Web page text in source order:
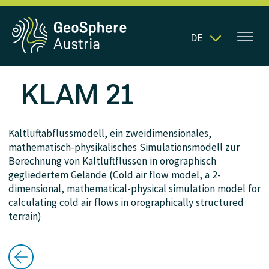
DE
KLAM 21
Kaltluftabflussmodell, ein zweidimensionales,
mathematisch-physikalisches Simulationsmodell zur
Berechnung von Kaltluftflüssen in orographisch
gegliedertem Gelände (Cold air flow model, a 2-
dimensional, mathematical-physical simulation model for
calculating cold air flows in orographically structured
terrain)